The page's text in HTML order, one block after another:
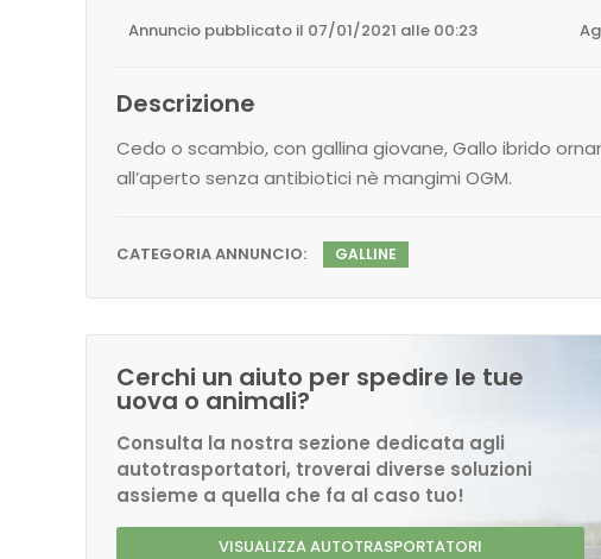
Annuncio pubblicato il 07/01/2021 alle 00:23
Descrizione
Cedo o scambio, con gallina giovane, Gallo ibrido
all’aperto senza antibiotici nè mangimi OGM.
CATEGORIA ANNUNCIO: GALLINE
Cerchi un aiuto per spedire le tue
uova o animali?
Consulta la nostra sezione dedicata agli
autotrasportatori, troverai diverse soluzioni
assieme a quella che fa al caso tuo!
VISUALIZZA AUTOTRASPORTATORI